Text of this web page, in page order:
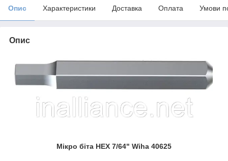
Опис Характеристики Доставка Оплата Умови
Опис
Мікро біта HEX 7/64" Wiha 40625